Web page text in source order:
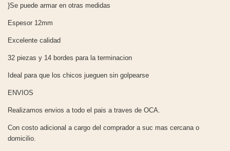
}Se puede armar en otras medidas
Espesor 12mm
Excelente calidad
32 piezas y 14 bordes para la terminacion
Ideal para que los chicos jueguen sin golpearse
ENVIOS
Realizamos envios a todo el pais a traves de OCA.
Con costo adicional a cargo del comprador a suc mas cercana o
domicilio.